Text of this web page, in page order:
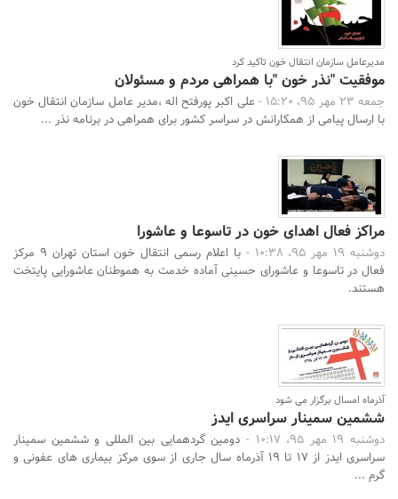
مدیرعامل سازمان انتقال خون تاکید کرد
موفقیت "نذر خون "با همراهی مردم و مسئولان
جمعه 23 مهر 95، 15:20 -
علی اکبر پورفتح اله ،مدیر عامل سازمان انتقال خون
با ارسال پیامی از همکارانش در سراسر کشور برای همراهی در برنامه نذر ...
مراکز فعال اهدای خون در تاسوعا و عاشورا
دوشنبه 19 مهر 95، 10:38 -
با اعلام رسمی انتقال خون استان تهران 9 مرکز
فعال در تاسوعا و عاشورای حسینی آماده خدمت به هموطنان عاشورایی پایتخت
هستند.
آذرماه امسال برگزار می شود
ششمین سمینار سراسری ایدز
دوشنبه 19 مهر 95، 10:17 -
دومین گردهمایی بین المللی و ششمین سمینار
سراسری ایدز از 17 تا 19 آذرماه سال جاری از سوی مرکز بیماری های عفونی و
گرم ...